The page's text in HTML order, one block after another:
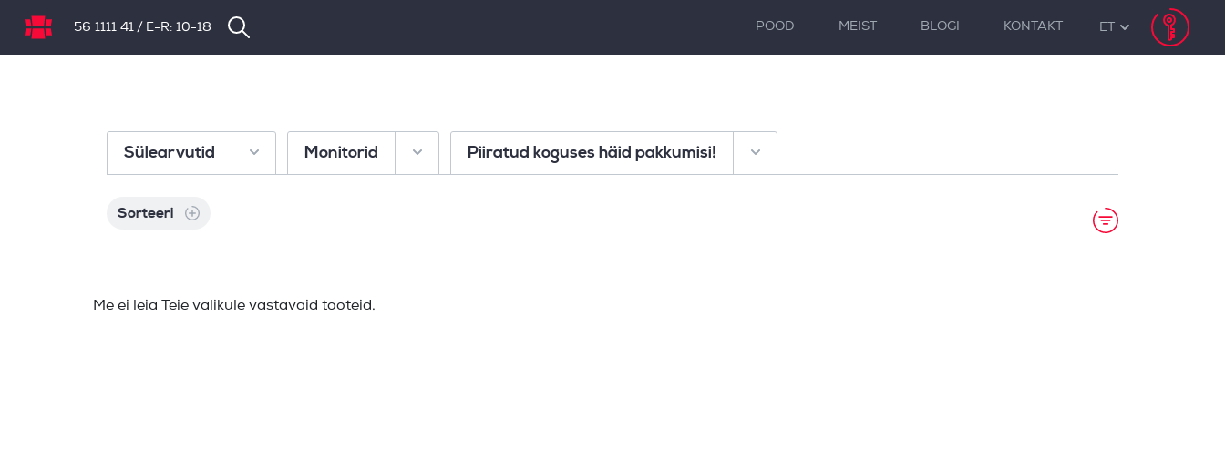
NB.ee
56 1111 41 / E-R: 10-18 POOD MEIST BLOGI KONTAKT ET
Sülearvutid Monitorid Piiratud koguses häid pakkumisi!
Sorteeri
Me ei leia Teie valikule vastavaid tooteid.